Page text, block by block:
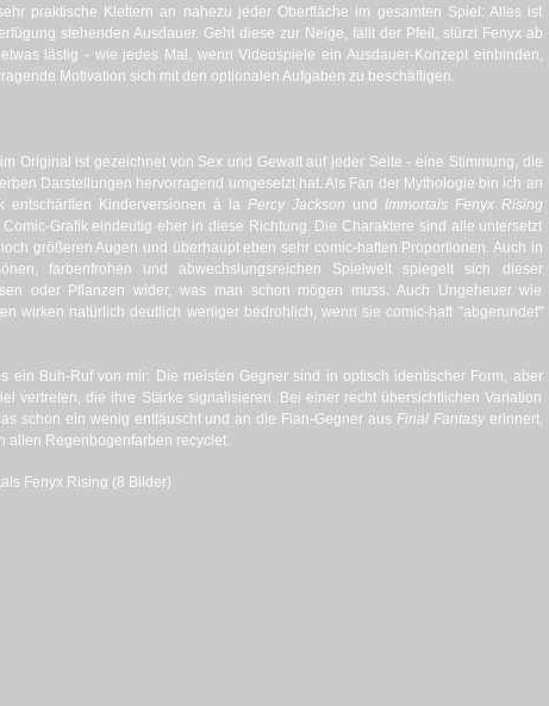
praktische Klettern an nahezu jeder Oberfläche im gesamten Spiel: Alles ist
stehenden Ausdauer. Geht diese zur Neige, fällt der Pfeil, stürzt Fenyx ab
lästig - wie jedes Mal, wenn Videospiele ein Ausdauer-Konzept einbinden,
Motivation sich mit den optionalen Aufgaben zu beschäftigen.
Original ist gezeichnet von Sex und Gewalt auf jeder Seite - eine Stimmung, die
Darstellungen hervorragend umgesetzt hat. Als Fan der Mythologie bin ich an
entschärften Kinderversionen à la Percy Jackson und
Immortals Fenyx Rising
Grafik eindeutig eher in diese Richtung. Die Charaktere sind alle untersetzt
größeren Augen und überhaupt eben sehr comic-haften Proportionen. Auch in
farbenfrohen und abwechslungsreichen Spielwelt spiegelt sich dieser
oder Pflanzen wider, was man schon mögen muss. Auch Ungeheuer wie
wirken natürlich deutlich weniger bedrohlich, wenn sie comic-haft "abgerundet"
ein Buh-Ruf von mir: Die meisten Gegner sind in optisch identischer Form, aber
vertreten, die ihre Stärke signalisieren. Bei einer recht übersichtlichen Variation
schon ein wenig enttäuscht und an die Flan-Gegner aus Final Fantasyerinnert,
allen Regenbogenfarben recyclet.
Fenyx Rising (8 Bilder)